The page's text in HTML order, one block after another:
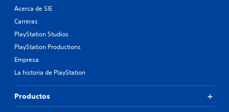
Acerca de SIE
Carreras
PlayStation Studios
PlayStation Productions
Empresa
La historia de PlayStation
Productos